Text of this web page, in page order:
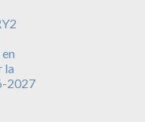
la
2027